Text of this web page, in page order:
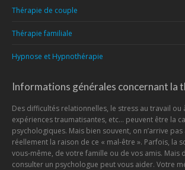
Thérapie de couple
Thérapie familiale
Hypnose et Hypnothérapie
Informations générales concernant la
Des difficultés relationnelles, le stress au travail ou
expériences traumatisantes, etc… peuvent être la
psychologiques. Mais bien souvent, on n’arrive
réellement la raison de ce « mal-être ». Parfois, la
vous-même, de votre famille ou de vos amis. Mais
consulter un psychologue peut vous aider. Votre